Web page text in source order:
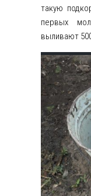
такую
первых
выливают